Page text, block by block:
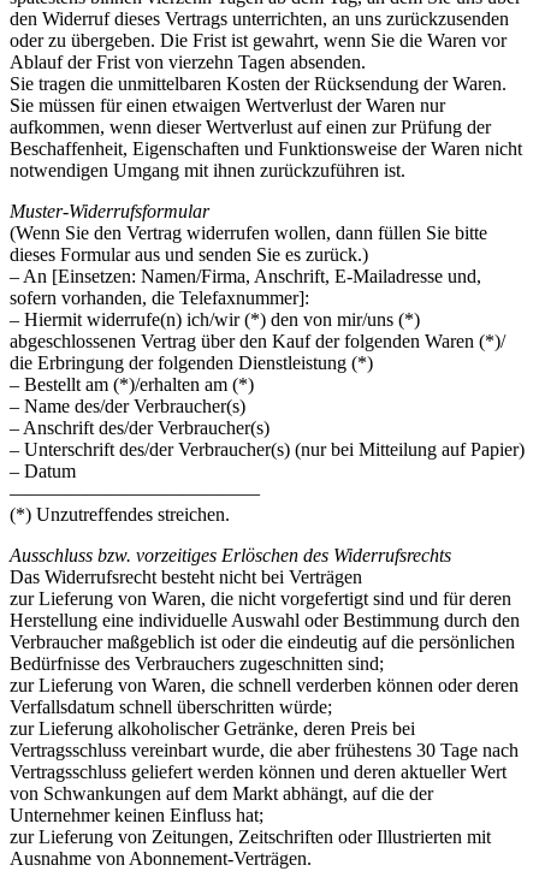
den Widerruf dieses Vertrags unterrichten, an uns zurückzusenden
oder zu übergeben. Die Frist ist gewahrt, wenn Sie die Waren vor
Ablauf der Frist von vierzehn Tagen absenden.
Sie tragen die unmittelbaren Kosten der Rücksendung der Waren.
Sie müssen für einen etwaigen Wertverlust der Waren nur
aufkommen, wenn dieser Wertverlust auf einen zur Prüfung der
Beschaffenheit, Eigenschaften und Funktionsweise der Waren nicht
notwendigen Umgang mit ihnen zurückzuführen ist.
Muster-Widerrufsformular
(Wenn Sie den Vertrag widerrufen wollen, dann füllen Sie bitte
dieses Formular aus und senden Sie es zurück.)
– An [Einsetzen: Namen/Firma, Anschrift, E-Mailadresse und,
sofern vorhanden, die Telefaxnummer]:
– Hiermit widerrufe(n) ich/wir (*) den von mir/uns (*)
abgeschlossenen Vertrag über den Kauf der folgenden Waren (*)/
die Erbringung der folgenden Dienstleistung (*)
– Bestellt am (*)/erhalten am (*)
– Name des/der Verbraucher(s)
– Anschrift des/der Verbraucher(s)
– Unterschrift des/der Verbraucher(s) (nur bei Mitteilung auf Papier)
– Datum
—————————————
(*) Unzutreffendes streichen.
Ausschluss bzw. vorzeitiges Erlöschen des Widerrufsrechts
Das Widerrufsrecht besteht nicht bei Verträgen
zur Lieferung von Waren, die nicht vorgefertigt sind und für deren
Herstellung eine individuelle Auswahl oder Bestimmung durch den
Verbraucher maßgeblich ist oder die eindeutig auf die persönlichen
Bedürfnisse des Verbrauchers zugeschnitten sind;
zur Lieferung von Waren, die schnell verderben können oder deren
Verfallsdatum schnell überschritten würde;
zur Lieferung alkoholischer Getränke, deren Preis bei
Vertragsschluss vereinbart wurde, die aber frühestens 30 Tage nach
Vertragsschluss geliefert werden können und deren aktueller Wert
von Schwankungen auf dem Markt abhängt, auf die der
Unternehmer keinen Einfluss hat;
zur Lieferung von Zeitungen, Zeitschriften oder Illustrierten mit
Ausnahme von Abonnement-Verträgen.